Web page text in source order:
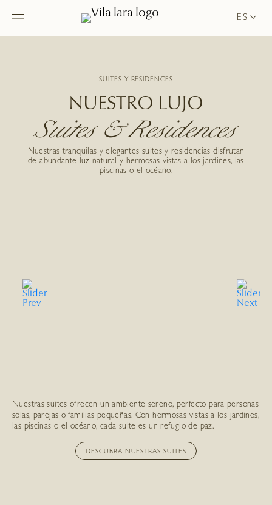
ES
SUITES Y RESIDENCES
NUESTRO LUJO
Suites & Residences
Nuestras tranquilas y elegantes suites y residencias disfrutan
de abundante luz natural y hermosas vistas a los jardines, las
piscinas o el océano.
Nuestras suites ofrecen un ambiente sereno, perfecto para personas
solas, parejas o familias pequeñas. Con hermosas vistas a los jardines,
las piscinas o el océano, cada suite es un refugio de paz.
DESCUBRA NUESTRAS SUITES